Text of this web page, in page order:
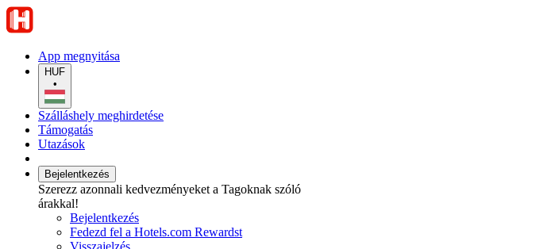
App megnyitása
HUF
•
Szálláshely meghirdetése
Támogatás
Utazások
Bejelentkezés
Szerezz azonnali kedvezményeket a Tagoknak szóló
árakkal!
Bejelentkezés
Fedezd fel a Hotels.com Rewardst